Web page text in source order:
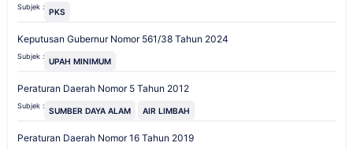
Subjek : PKS
Keputusan Gubernur Nomor 561/38 Tahun 2024
Subjek : UPAH MINIMUM
Peraturan Daerah Nomor 5 Tahun 2012
Subjek : SUMBER DAYA ALAM AIR LIMBAH
Peraturan Daerah Nomor 16 Tahun 2019